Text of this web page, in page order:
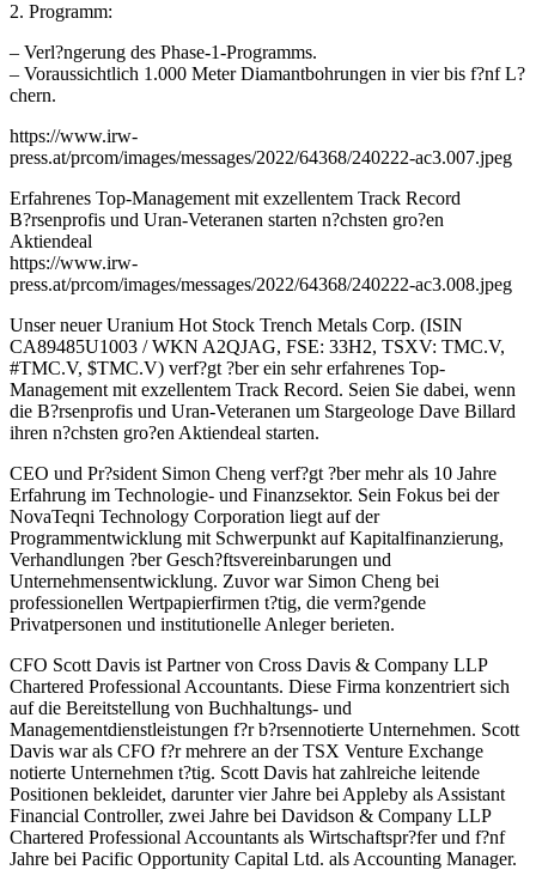
2. Programm:
– Verl?ngerung des Phase-1-Programms.
– Voraussichtlich 1.000 Meter Diamantbohrungen in vier bis f?nf L?
chern.
https://www.irw-
press.at/prcom/images/messages/2022/64368/240222-ac3.007.jpeg
Erfahrenes Top-Management mit exzellentem Track Record
B?rsenprofis und Uran-Veteranen starten n?chsten gro?en
Aktiendeal
https://www.irw-
press.at/prcom/images/messages/2022/64368/240222-ac3.008.jpeg
Unser neuer Uranium Hot Stock Trench Metals Corp. (ISIN
CA89485U1003 / WKN A2QJAG, FSE: 33H2, TSXV: TMC.V,
#TMC.V, $TMC.V) verf?gt ?ber ein sehr erfahrenes Top-
Management mit exzellentem Track Record. Seien Sie dabei, wenn
die B?rsenprofis und Uran-Veteranen um Stargeologe Dave Billard
ihren n?chsten gro?en Aktiendeal starten.
CEO und Pr?sident Simon Cheng verf?gt ?ber mehr als 10 Jahre
Erfahrung im Technologie- und Finanzsektor. Sein Fokus bei der
NovaTeqni Technology Corporation liegt auf der
Programmentwicklung mit Schwerpunkt auf Kapitalfinanzierung,
Verhandlungen ?ber Gesch?ftsvereinbarungen und
Unternehmensentwicklung. Zuvor war Simon Cheng bei
professionellen Wertpapierfirmen t?tig, die verm?gende
Privatpersonen und institutionelle Anleger berieten.
CFO Scott Davis ist Partner von Cross Davis & Company LLP
Chartered Professional Accountants. Diese Firma konzentriert sich
auf die Bereitstellung von Buchhaltungs- und
Managementdienstleistungen f?r b?rsennotierte Unternehmen. Scott
Davis war als CFO f?r mehrere an der TSX Venture Exchange
notierte Unternehmen t?tig. Scott Davis hat zahlreiche leitende
Positionen bekleidet, darunter vier Jahre bei Appleby als Assistant
Financial Controller, zwei Jahre bei Davidson & Company LLP
Chartered Professional Accountants als Wirtschaftspr?fer und f?nf
Jahre bei Pacific Opportunity Capital Ltd. als Accounting Manager.